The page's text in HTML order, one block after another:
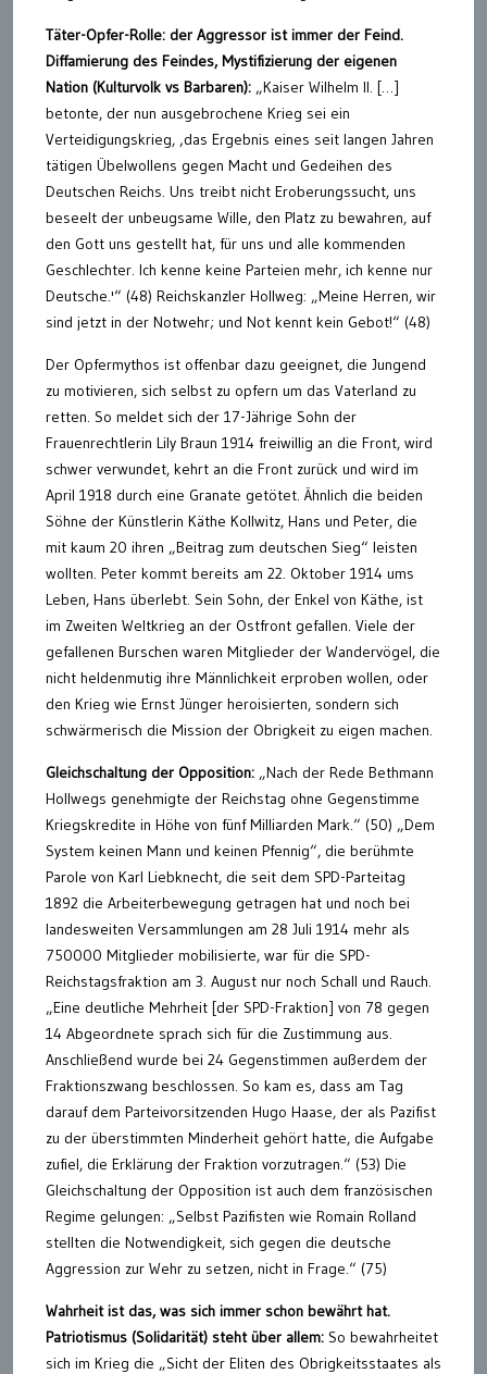
Täter-Opfer-Rolle: der Aggressor ist immer der Feind.
Diffamierung des Feindes, Mystifizierung der eigenen
Nation (Kulturvolk vs Barbaren): „Kaiser Wilhelm II. […]
betonte, der nun ausgebrochene Krieg sei ein
Verteidigungskrieg, ‚das Ergebnis eines seit langen Jahren
tätigen Übelwollens gegen Macht und Gedeihen des
Deutschen Reichs. Uns treibt nicht Eroberungssucht, uns
beseelt der unbeugsame Wille, den Platz zu bewahren, auf
den Gott uns gestellt hat, für uns und alle kommenden
Geschlechter. Ich kenne keine Parteien mehr, ich kenne nur
Deutsche.'“ (48) Reichskanzler Hollweg: „Meine Herren, wir
sind jetzt in der Notwehr; und Not kennt kein Gebot!“ (48)
Der Opfermythos ist offenbar dazu geeignet, die Jungend
zu motivieren, sich selbst zu opfern um das Vaterland zu
retten. So meldet sich der 17-Jährige Sohn der
Frauenrechtlerin Lily Braun 1914 freiwillig an die Front, wird
schwer verwundet, kehrt an die Front zurück und wird im
April 1918 durch eine Granate getötet. Ähnlich die beiden
Söhne der Künstlerin Käthe Kollwitz, Hans und Peter, die
mit kaum 20 ihren „Beitrag zum deutschen Sieg“ leisten
wollten. Peter kommt bereits am 22. Oktober 1914 ums
Leben, Hans überlebt. Sein Sohn, der Enkel von Käthe, ist
im Zweiten Weltkrieg an der Ostfront gefallen. Viele der
gefallenen Burschen waren Mitglieder der Wandervögel, die
nicht heldenmutig ihre Männlichkeit erproben wollen, oder
den Krieg wie Ernst Jünger heroisierten, sondern sich
schwärmerisch die Mission der Obrigkeit zu eigen machen.
Gleichschaltung der Opposition: „Nach der Rede Bethmann
Hollwegs genehmigte der Reichstag ohne Gegenstimme
Kriegskredite in Höhe von fünf Milliarden Mark.“ (50) „Dem
System keinen Mann und keinen Pfennig“, die berühmte
Parole von Karl Liebknecht, die seit dem SPD-Parteitag
1892 die Arbeiterbewegung getragen hat und noch bei
landesweiten Versammlungen am 28 Juli 1914 mehr als
750000 Mitglieder mobilisierte, war für die SPD-
Reichstagsfraktion am 3. August nur noch Schall und Rauch.
„Eine deutliche Mehrheit [der SPD-Fraktion] von 78 gegen
14 Abgeordnete sprach sich für die Zustimmung aus.
Anschließend wurde bei 24 Gegenstimmen außerdem der
Fraktionszwang beschlossen. So kam es, dass am Tag
darauf dem Parteivorsitzenden Hugo Haase, der als Pazifist
zu der überstimmten Minderheit gehört hatte, die Aufgabe
zufiel, die Erklärung der Fraktion vorzutragen.“ (53) Die
Gleichschaltung der Opposition ist auch dem französischen
Regime gelungen: „Selbst Pazifisten wie Romain Rolland
stellten die Notwendigkeit, sich gegen die deutsche
Aggression zur Wehr zu setzen, nicht in Frage.“ (75)
Wahrheit ist das, was sich immer schon bewährt hat.
Patriotismus (Solidarität) steht über allem: So bewahrheitet
sich im Krieg die „Sicht der Eliten des Obrigkeitsstaates als